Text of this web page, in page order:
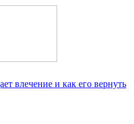
влечение и как его вернуть